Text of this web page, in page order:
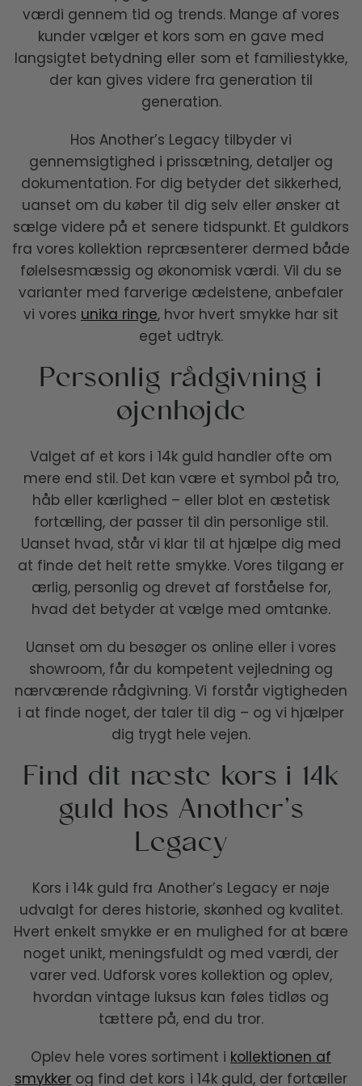
værdi gennem tid og trends. Mange af vores
kunder vælger et kors som en gave med
langsigtet betydning eller som et familiestykke,
der kan gives videre fra generation til
generation.
Hos Another’s Legacy tilbyder vi
gennemsigtighed i prissætning, detaljer og
dokumentation. For dig betyder det sikkerhed,
uanset om du køber til dig selv eller ønsker at
sælge videre på et senere tidspunkt. Et guldkors
fra vores kollektion repræsenterer dermed både
følelsesmæssig og økonomisk værdi. Vil du se
varianter med farverige ædelstene, anbefaler
vi vores unika ringe, hvor hvert smykke har sit
eget udtryk.
Personlig rådgivning i
øjenhøjde
Valget af et kors i 14k guld handler ofte om
mere end stil. Det kan være et symbol på tro,
håb eller kærlighed – eller blot en æstetisk
fortælling, der passer til din personlige stil.
Uanset hvad, står vi klar til at hjælpe dig med
at finde det helt rette smykke. Vores tilgang er
ærlig, personlig og drevet af forståelse for,
hvad det betyder at vælge med omtanke.
Uanset om du besøger os online eller i vores
showroom, får du kompetent vejledning og
nærværende rådgivning. Vi forstår vigtigheden
i at finde noget, der taler til dig – og vi hjælper
dig trygt hele vejen.
Find dit næste kors i 14k
guld hos Another’s
Legacy
Kors i 14k guld fra Another’s Legacy er nøje
udvalgt for deres historie, skønhed og kvalitet.
Hvert enkelt smykke er en mulighed for at bære
noget unikt, meningsfuldt og med værdi, der
varer ved. Udforsk vores kollektion og oplev,
hvordan vintage luksus kan føles tidløs og
tættere på, end du tror.
Oplev hele vores sortiment i kollektionen af
smykker og find det kors i 14k guld, der fortæller